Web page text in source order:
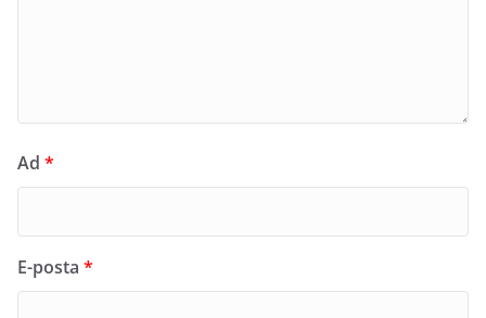
Ad *
E-posta *